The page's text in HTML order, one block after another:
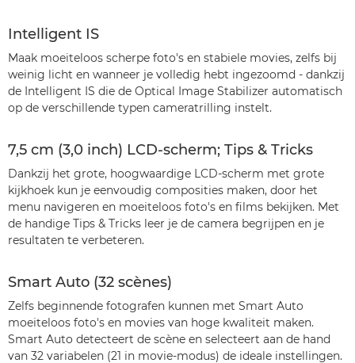
Intelligent IS
Maak moeiteloos scherpe foto's en stabiele movies, zelfs bij
weinig licht en wanneer je volledig hebt ingezoomd - dankzij
de Intelligent IS die de Optical Image Stabilizer automatisch
op de verschillende typen cameratrilling instelt.
7,5 cm (3,0 inch) LCD-scherm; Tips & Tricks
Dankzij het grote, hoogwaardige LCD-scherm met grote
kijkhoek kun je eenvoudig composities maken, door het
menu navigeren en moeiteloos foto's en films bekijken. Met
de handige Tips & Tricks leer je de camera begrijpen en je
resultaten te verbeteren.
Smart Auto (32 scènes)
Zelfs beginnende fotografen kunnen met Smart Auto
moeiteloos foto's en movies van hoge kwaliteit maken.
Smart Auto detecteert de scène en selecteert aan de hand
van 32 variabelen (21 in movie-modus) de ideale instellingen.